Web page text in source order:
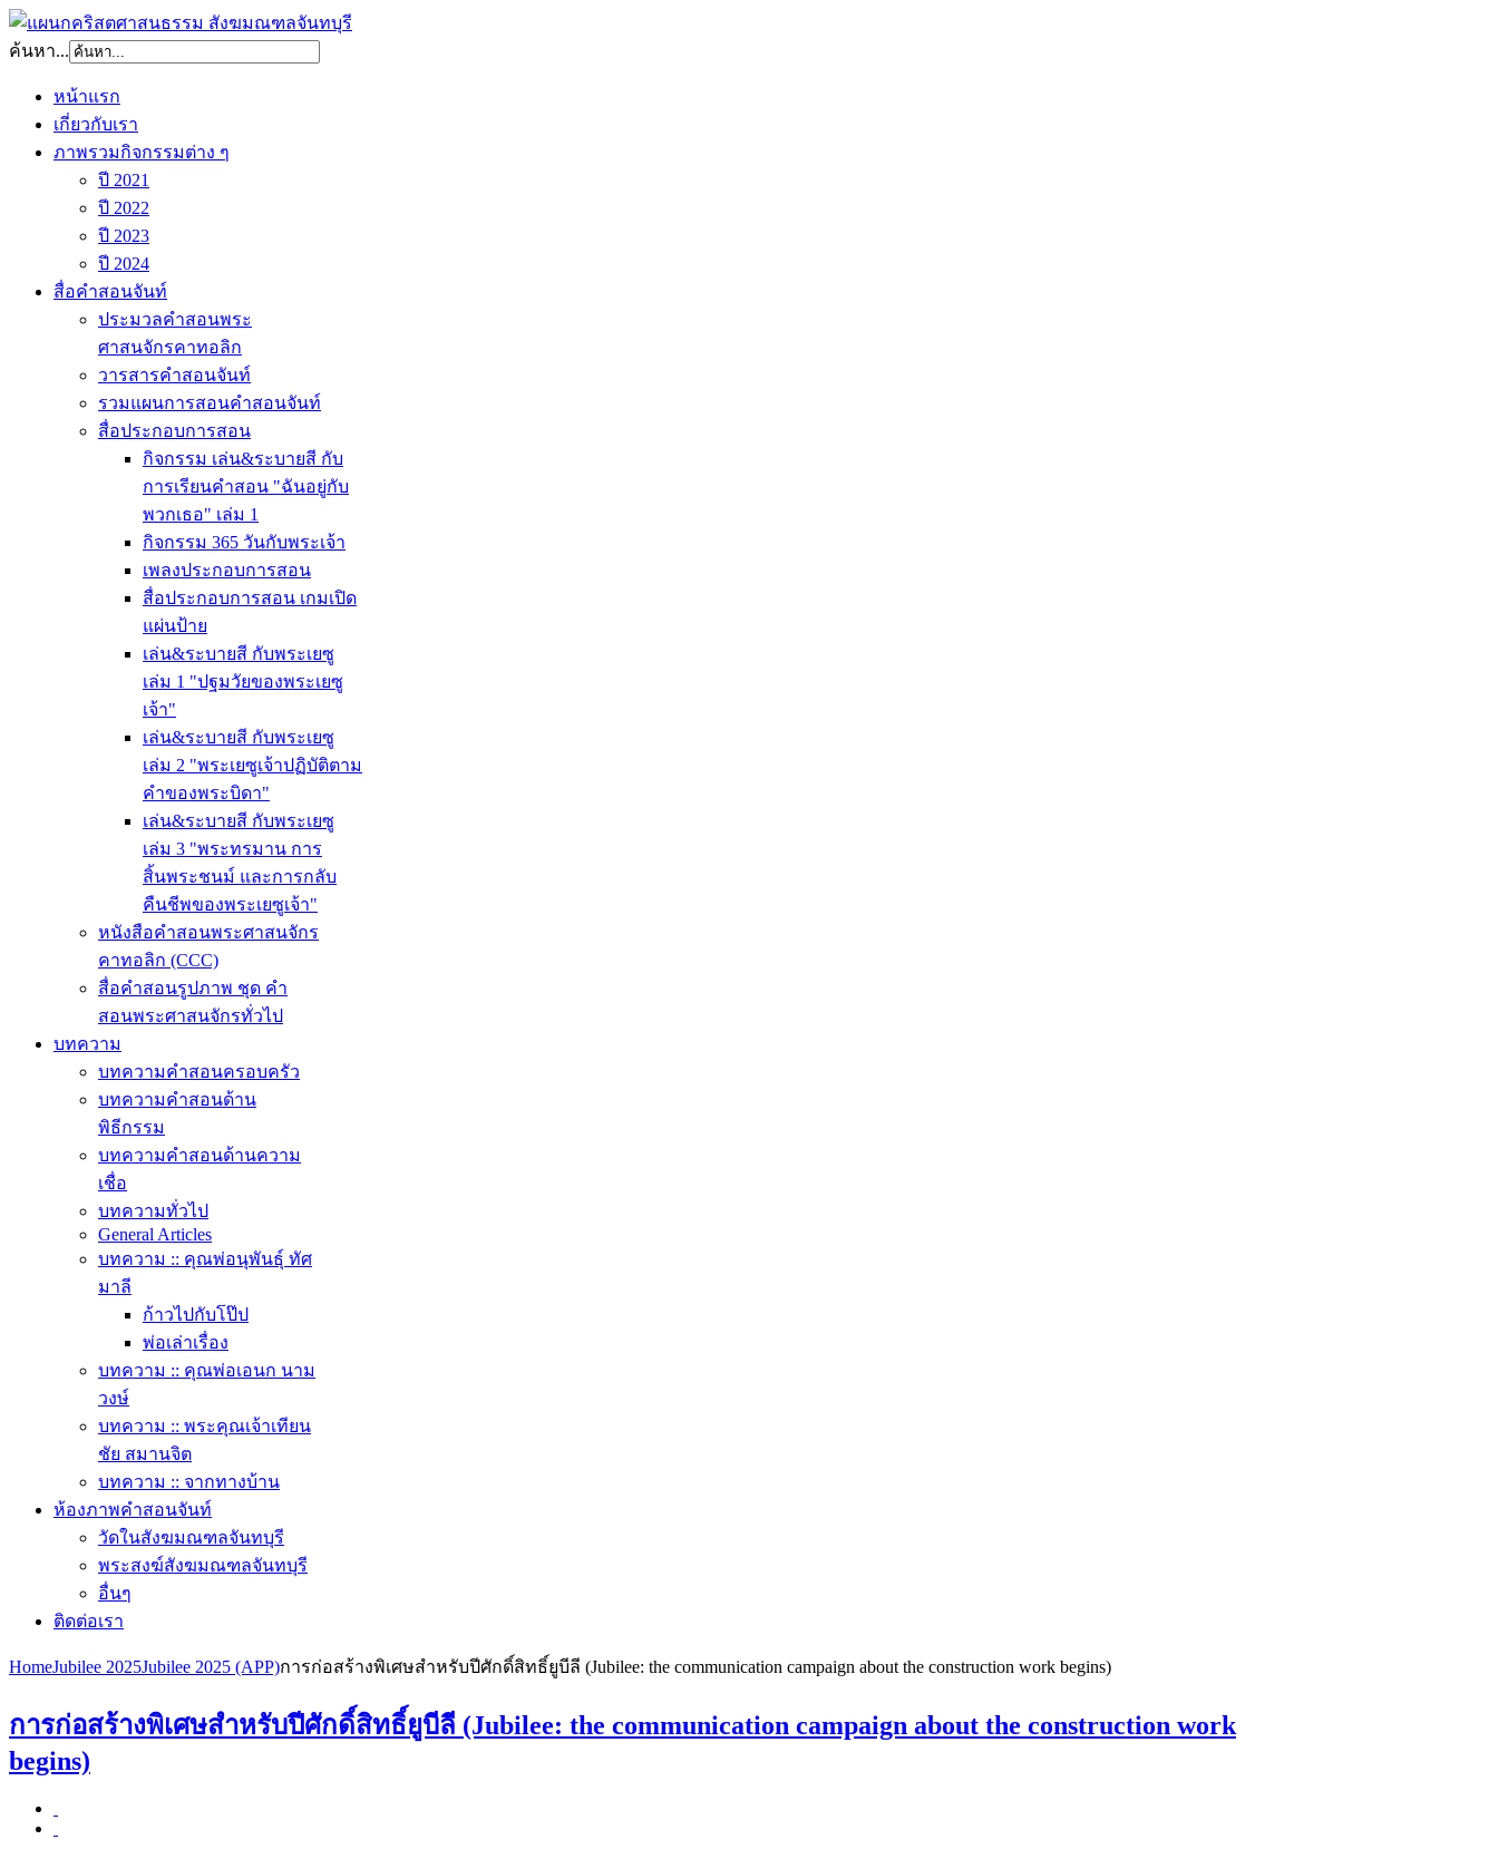
ค้นหา...
หน้าแรก
เกี่ยวกับเรา
ภาพรวมกิจกรรมต่าง ๆ
ปี 2021
ปี 2022
ปี 2023
ปี 2024
สื่อคำสอนจันท์
ประมวลคำสอนพระ
ศาสนจักรคาทอลิก
วารสารคำสอนจันท์
รวมแผนการสอนคำสอนจันท์
สื่อประกอบการสอน
กิจกรรม เล่น&ระบายสี กับ
การเรียนคำสอน "ฉันอยู่กับ
พวกเธอ" เล่ม 1
กิจกรรม 365 วันกับพระเจ้า
เพลงประกอบการสอน
สื่อประกอบการสอน เกมเปิด
แผ่นป้าย
เล่น&ระบายสี กับพระเยซู
เล่ม 1 "ปฐมวัยของพระเยซู
เจ้า"
เล่น&ระบายสี กับพระเยซู
เล่ม 2 "พระเยซูเจ้าปฏิบัติตาม
คำของพระบิดา"
เล่น&ระบายสี กับพระเยซู
เล่ม 3 "พระทรมาน การ
สิ้นพระชนม์ และการกลับ
คืนชีพของพระเยซูเจ้า"
หนังสือคำสอนพระศาสนจักร
คาทอลิก (CCC)
สื่อคำสอนรูปภาพ ชุด คำ
สอนพระศาสนจักรทั่วไป
บทความ
บทความคำสอนครอบครัว
บทความคำสอนด้าน
พิธีกรรม
บทความคำสอนด้านความ
เชื่อ
บทความทั่วไป
General Articles
บทความ :: คุณพ่อนุพันธุ์ ทัศ
มาลี
ก้าวไปกับโป๊ป
พ่อเล่าเรื่อง
บทความ :: คุณพ่อเอนก นาม
วงษ์
บทความ :: พระคุณเจ้าเทียน
ชัย สมานจิต
บทความ :: จากทางบ้าน
ห้องภาพคำสอนจันท์
วัดในสังฆมณฑลจันทบุรี
พระสงฆ์สังฆมณฑลจันทบุรี
อื่นๆ
ติดต่อเรา
HomeJubilee 2025Jubilee 2025 (APP)การก่อสร้างพิเศษสำหรับปีศักดิ์สิทธิ์ยูบีลี (Jubilee: the communication campaign about the construction work begins)
การก่อสร้างพิเศษสำหรับปีศักดิ์สิทธิ์ยูบีลี (Jubilee: the communication campaign about the construction work
begins)